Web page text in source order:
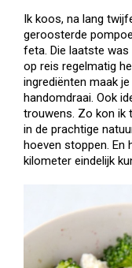
Ik koos, na lang
geroosterde
feta. Die laatste was
op reis regelmatig
ingrediënten maak
handomdraai. Ook
trouwens. Zo kon ik
in de prachtige
hoeven stoppen. En
kilometer eindelijk